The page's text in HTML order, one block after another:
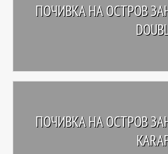
ПОЧИВКА НА ОСТРОВ
ПОЧИВКА НА ОСТРОВ